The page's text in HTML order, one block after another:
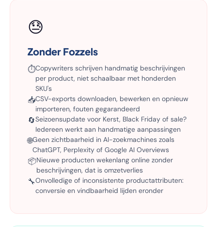
😓
Zonder Fozzels
⏱️Copywriters schrijven handmatig beschrijvingen
per product, niet schaalbaar met honderden
SKU's
📥CSV-exports downloaden, bewerken en opnieuw
importeren, fouten gegarandeerd
🔄Seizoensupdate voor Kerst, Black Friday of sale?
Iedereen werkt aan handmatige aanpassingen
🌐Geen zichtbaarheid in AI-zoekmachines zoals
ChatGPT, Perplexity of Google AI Overviews
📦Nieuwe producten wekenlang online zonder
beschrijvingen, dat is omzetverlies
🔧Onvolledige of inconsistente productattributen:
conversie en vindbaarheid lijden eronder